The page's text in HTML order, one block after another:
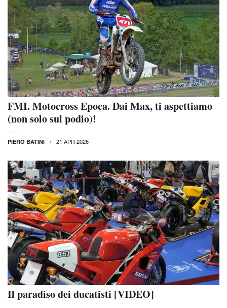
FMI. Motocross Epoca. Dai Max, ti aspettiamo
(non solo sul podio)!
PIERO BATINI 21 APR 2026
Il paradiso dei ducatisti [VIDEO]